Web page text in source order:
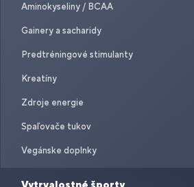
Aminokyseliny / BCAA
Gainery a sacharidy
Predtréningové stimulanty
Kreatíny
Zdroje energie
Spaľovače tukov
Vegánske doplnky
Vytrvalostné športy